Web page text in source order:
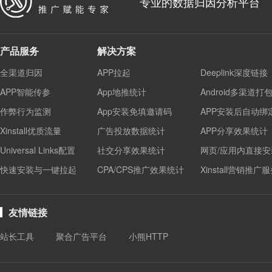
产品服务
全渠道归因
APP智能传参
作弊行为监测
Xinstall优质流量
Universal Links配置
快速安装与一键拉起
解决方案
APP拉起
Deeplink深度链接
App地推统计
Android多渠道打包
App安装免填邀请码
APP安装后自动绑
广告投放数据统计
APP分享效果统计
社交分享效果统计
网页/应用内直接
CPA/CPS推广效果统计
Xinstall营销推广
友情链接
站长工具 聚合广告平台 小熊HTTP